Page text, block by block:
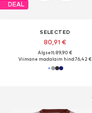
DEAL
SELECTED
80,91 €
Algselt: 89,90 €
Viimane madalaim hind:76,42 €